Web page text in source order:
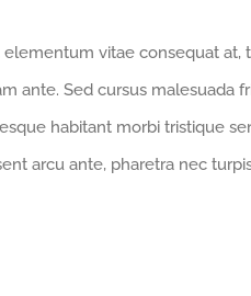
vitae consequat
Sed cursus malesuada
habitant morbi tristique
arcu ante, pharetra nec